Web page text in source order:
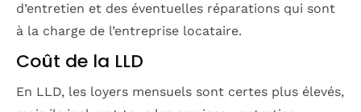
d’entretien et des éventuelles réparations qui sont
à la charge de l’entreprise locataire.
Coût de la LLD
En LLD, les loyers mensuels sont certes plus élevés,